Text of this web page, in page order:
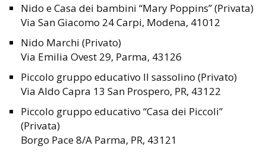
Nido e Casa dei bambini “Mary Poppins” (Privata)
Via San Giacomo 24 Carpi, Modena, 41012
Nido Marchi (Privato)
Via Emilia Ovest 29, Parma, 43126
Piccolo gruppo educativo Il sassolino (Privato)
Via Aldo Capra 13 San Prospero, PR, 43122
Piccolo gruppo educativo “Casa dei Piccoli”
(Privata)
Borgo Pace 8/A Parma, PR, 43121